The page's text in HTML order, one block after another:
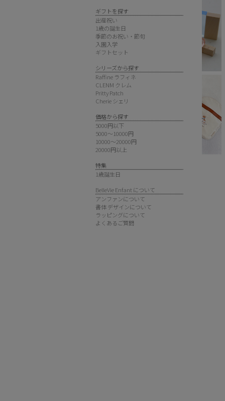
ギフトを探す
出産祝い
1歳の誕生日
季節のお祝い・節句
入園入学
ギフトセット
シリーズから探す
Raffine ラフィネ
CLENM クレム
Pritty Patch
Cherie シェリ
価格から探す
5000円以下
5000～10000円
10000～20000円
20000円以上
特集
1歳誕生日
BelleVie Enfant について
アンファンについて
書体 デザインについて
ラッピングについて
よくあるご質問